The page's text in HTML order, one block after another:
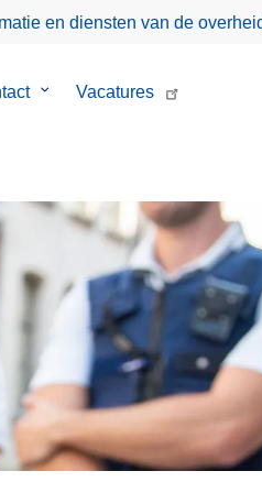
en diensten van de
SubmenuVacatures